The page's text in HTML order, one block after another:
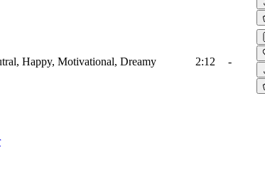
Happy, Motivational, Dreamy 2:12 -